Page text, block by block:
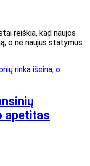
reiškia, kad naujos
o ne naujus statymus.
apetitas